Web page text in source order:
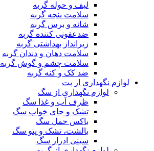
لیف و حوله گربه
سلامت پنجه گربه
شانه و برس گربه
ضدعفونی کننده گربه
زیرانداز بهداشتی گربه
سلامت دهان و دندان گربه
سلامت چشم و گوش گربه
ضد کک و کنه گربه
لوازم نگهداری از پت
لوازم نگهداری از سگ
ظرف آب و غذا سگ
تشک و جای خواب سگ
باکس حمل سگ
بالشت، تشک و پتو سگ
سینی ادرار سگ